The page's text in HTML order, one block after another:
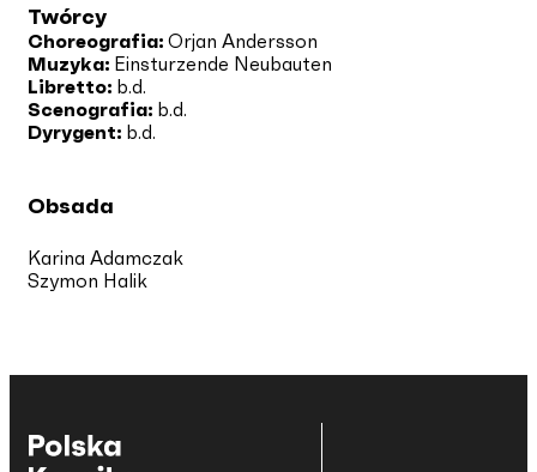
Twórcy
Choreografia: Orjan Andersson
Muzyka: Einsturzende Neubauten
Libretto: b.d.
Scenografia: b.d.
Dyrygent: b.d.
Obsada
Karina Adamczak
Szymon Halik